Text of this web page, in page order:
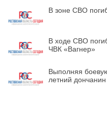
В зоне СВО
В ходе СВО
ЧВК «Вагнер»
Выполняя
летний дончанин